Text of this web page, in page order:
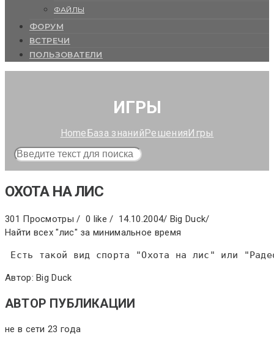
ФАЙЛЫ
ФОРУМ
ВСТРЕЧИ
ПОЛЬЗОВАТЕЛИ
ИГРЫ
HomeБаза знанийРешенияИгры
ОХОТА НА ЛИС
301 Просмотры / 0 like / 14.10.2004/ Big Duck/
Найти всех "лис" за минимальное время
Есть такой вид спорта "Охота на лис" или
Автор: Big Duck
АВТОР ПУБЛИКАЦИИ
не в сети 23 года